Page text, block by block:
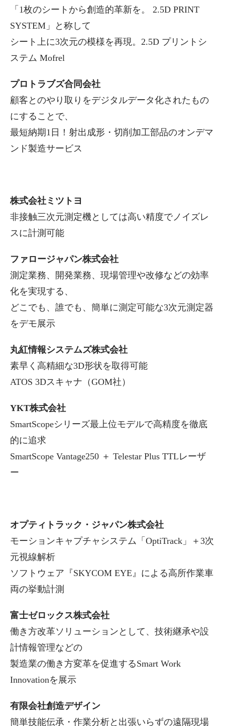
「1枚のシートから創造的革新を。 2.5D PRINT
SYSTEM」と称して
シート上に3次元の模様を再現。2.5D プリントシ
ステム Mofrel
プロトラブズ合同会社
顧客とのやり取りをデジタルデータ化されたもの
にすることで、
最短納期1日！射出成形・切削加工部品のオンデマ
ンド製造サービス
株式会社ミツトヨ
非接触三次元測定機としては高い精度でノイズレ
スに計測可能
ファロージャパン株式会社
測定業務、開発業務、現場管理や改修などの効率
化を実現する、
どこでも、誰でも、簡単に測定可能な3次元測定器
をデモ展示
丸紅情報システムズ株式会社
素早く高精細な3D形状を取得可能
ATOS 3Dスキャナ（GOM社）
YKT株式会社
SmartScopeシリーズ最上位モデルで高精度を徹底
的に追求
SmartScope Vantage250 ＋ Telestar Plus TTLレーザ
ー
オプティトラック・ジャパン株式会社
モーションキャプチャシステム「OptiTrack」＋3次
元視線解析
ソフトウェア『SKYCOM EYE』による高所作業車
両の挙動計測
富士ゼロックス株式会社
働き方改革ソリューションとして、技術継承や設
計情報管理などの
製造業の働き方変革を促進するSmart Work
Innovationを展示
有限会社創造デザイン
簡単技能伝承・作業分析と出張いらずの遠隔現場